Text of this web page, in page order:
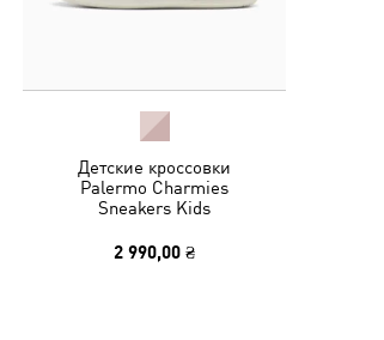
Детские кроссовки
Palermo Charmies
Sneakers Kids
2 990,00 ₴